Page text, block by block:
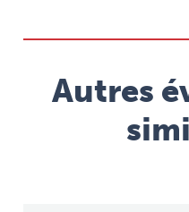
Autres